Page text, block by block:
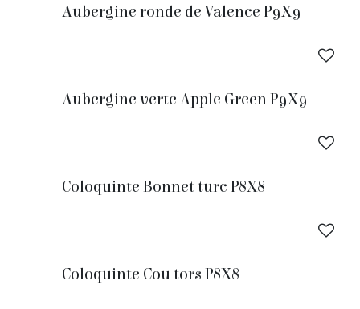
Aubergine ronde de Valence P9X9
Aubergine verte Apple Green P9X9
Coloquinte Bonnet turc P8X8
Coloquinte Cou tors P8X8